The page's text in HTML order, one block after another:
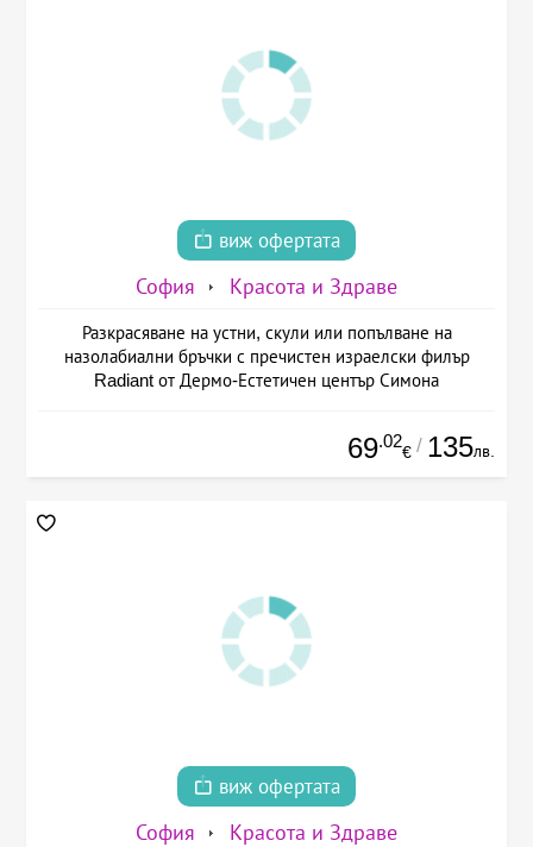
виж офертата
София Красота и Здраве
Разкрасяване на устни, скули или попълване на
назолабиални бръчки с пречистен израелски филър
Radiant от Дермо-Естетичен център Симона
69.02
€ / 135лв.
виж офертата
София Красота и Здраве